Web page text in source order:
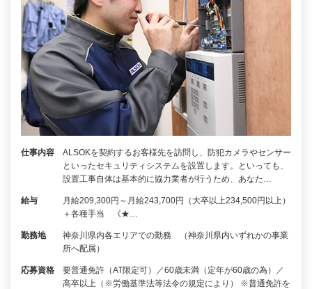
仕事内容
ALSOKを契約するお客様先を訪問し、防犯カメラやセンサー
といったセキュリティシステムを設置します。といっても、
設置工事自体は基本的に協力業者が行うため、あなた…
給与
月給209,300円～月給243,700円（大卒以上234,500円以上）
＋各種手当 《★…
勤務地
神奈川県内各エリアでの勤務 （神奈川県内いずれかの事業
所へ配属）
応募資格
要普通免許（AT限定可）／60歳未満（定年が60歳の為）／
高卒以上（※労働基準法等法令の規定により） ※普通免許を